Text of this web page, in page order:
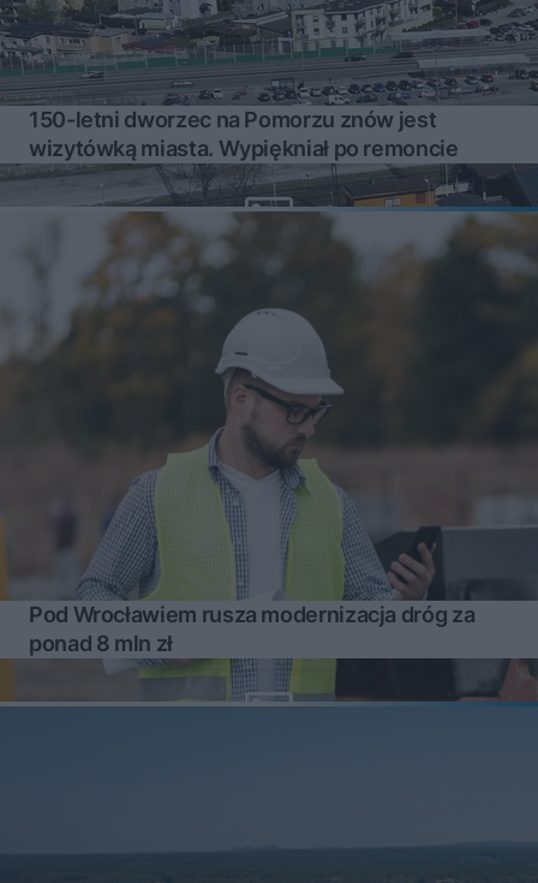
150-letni dworzec na Pomorzu znów jest
wizytówką miasta. Wypiękniał po remoncie
Pod Wrocławiem rusza modernizacja dróg za
ponad 8 mln zł